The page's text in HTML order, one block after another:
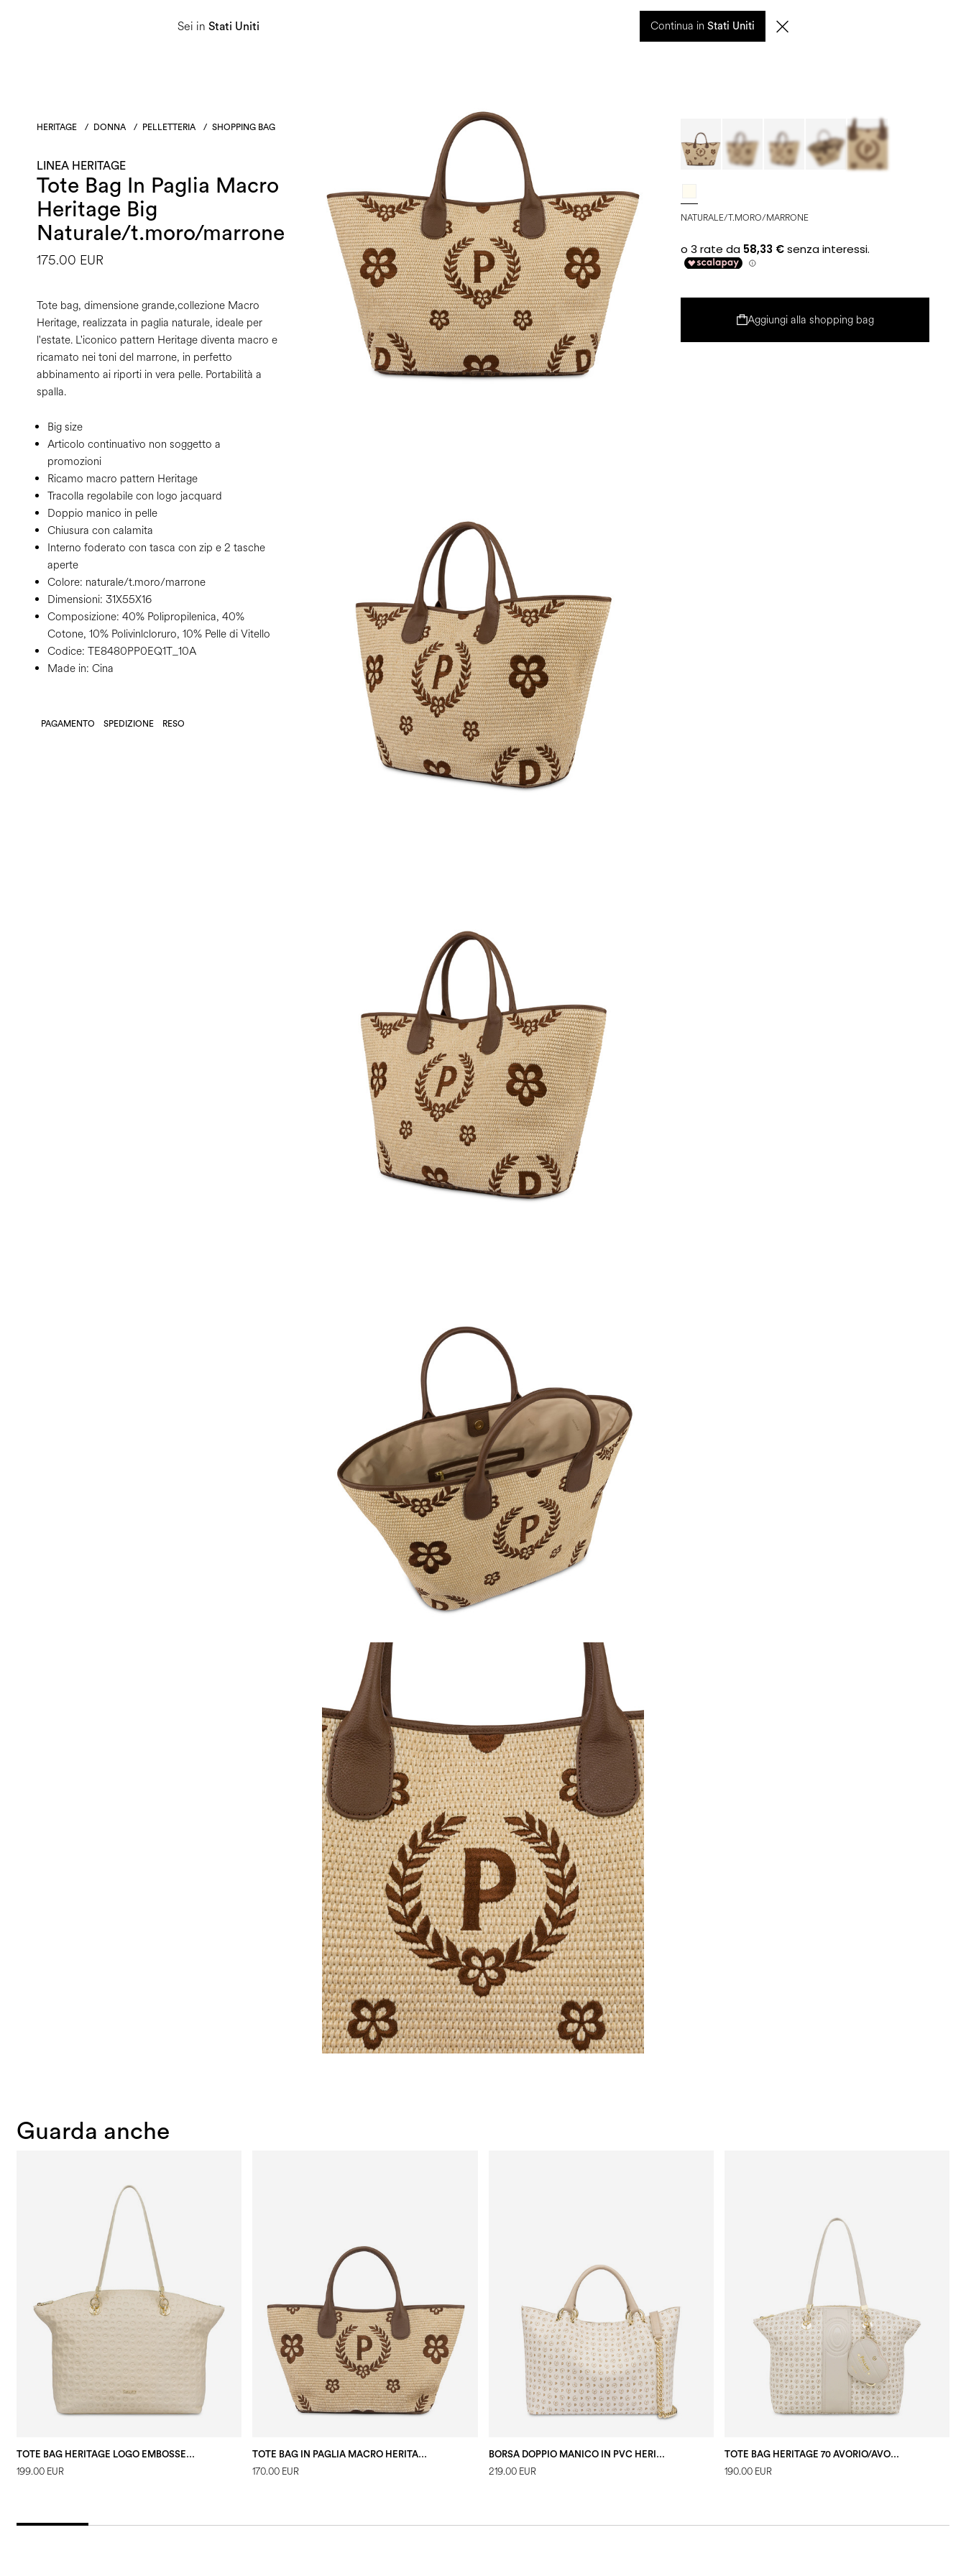
Sei in Stati Uniti Continua in Stati Uniti
Uomo Linea Heritage CERCA
HERITAGE / DONNA / PELLETTERIA / SHOPPING BAG
LINEA HERITAGE
Tote Bag In Paglia Macro
Heritage Big
Naturale/t.moro/marrone
175.00 EUR
Tote bag, dimensione grande,collezione Macro
Heritage, realizzata in paglia naturale, ideale per
l'estate. L'iconico pattern Heritage diventa macro e
ricamato nei toni del marrone, in perfetto
abbinamento ai riporti in vera pelle. Portabilità a
spalla.
Big size
Articolo continuativo non soggetto a
promozioni
Ricamo macro pattern Heritage
Tracolla regolabile con logo jacquard
Doppio manico in pelle
Chiusura con calamita
Interno foderato con tasca con zip e 2 tasche
aperte
Colore: naturale/t.moro/marrone
Dimensioni: 31X55X16
Composizione: 40% Polipropilenica, 40%
Cotone, 10% Polivinlcloruro, 10% Pelle di Vitello
Codice: TE8480PP0EQ1T_10A
Made in: Cina
PAGAMENTO SPEDIZIONE RESO
NATURALE/T.MORO/MARRONE
Aggiungi alla shopping bag
Guarda anche
TOTE BAG HERITAGE LOGO EMBOSSED AVORIO
199.00 EUR
TOTE BAG IN PAGLIA MACRO HERITAGE MEDIUM NATURALE/T.MORO/MARRONE
170.00 EUR
BORSA DOPPIO MANICO IN PVC HERITAGE LOGO CLASSIC AVORIO/GHIACCIO
219.00 EUR
TOTE BAG HERITAGE 70 AVORIO/AVORIO.
190.00 EUR